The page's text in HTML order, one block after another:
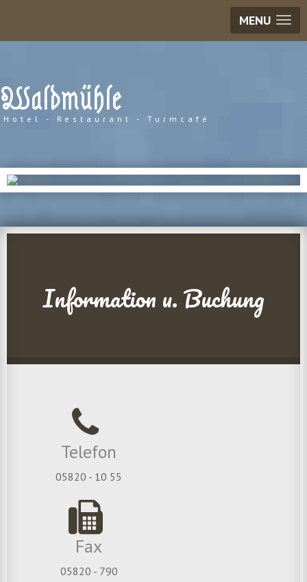
MENU
Waldmühle
Hotel - Restaurant - Turmcafé
01 /01
Kontakt
Information u. Buchung
Telefon
05820 - 10 55
Fax
05820 - 790